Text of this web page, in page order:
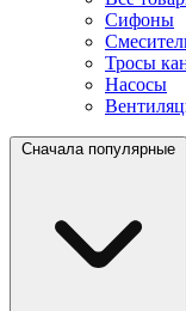
Сифоны
Тросы
Насосы
Сначала популярные